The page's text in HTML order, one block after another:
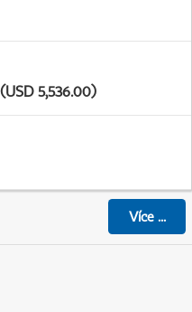
5,536.00)
Více...